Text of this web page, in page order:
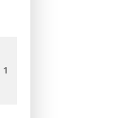
1